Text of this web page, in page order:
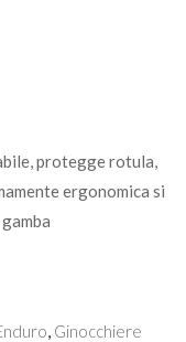
protegge rotula,
ergonomica si
, Ginocchiere